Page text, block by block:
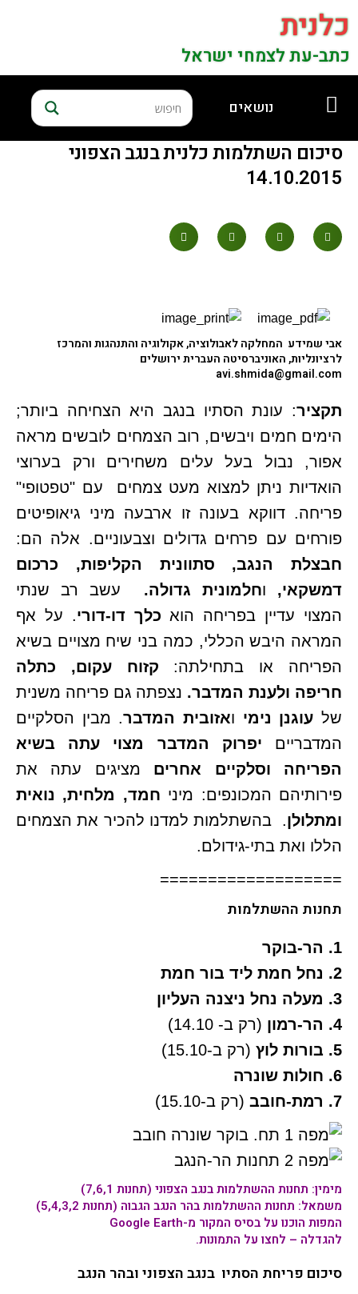
כלנית
כתב-עת לצמחי ישראל
נושאים
סיכום השתלמות כלנית בנגב הצפוני
14.10.2015
אבי שמידע המחלקה לאבולוציה, אקולוגיה והתנהגות והמרכז
לרציונליות, האוניברסיטה העברית ירושלים
avi.shmida@gmail.com
תקציר: עונת הסתיו בנגב היא הצחיחה ביותר;
הימים חמים ויבשים, רוב הצמחים לובשים מראה
אפור, נבול בעל עלים משחירים ורק בערוצי
הואדיות ניתן למצוא מעט צמחים עם "טפטופי"
פריחה. דווקא בעונה זו ארבעה מיני גיאופיטים
פורחים עם פרחים גדולים וצבעוניים. אלה הם:
חבצלת הנגב, סתוונית הקליפות, כרכום
דמשקאי, וחלמונית גדולה.
עשב רב שנתי
המצוי עדיין בפריחה הוא כלך דו-דורי. על אף
המראה היבש הכללי, כמה בני שיח מצויים בשיא
הפריחה או בתחילתה: קזוח עקום, כתלה
חריפה ולענת המדבר. נצפתה גם פריחה משנית
של עוגנן נימי ואזובית המדבר. מבין הסלקיים
המדבריים יפרוק המדבר מצוי עתה בשיא
הפריחה וסלקיים אחרים מציגים עתה את
פירותיהם המכונפים: מיני חמד, מלחית, נואית
ומתלולן. בהשתלמות למדנו להכיר את הצמחים
הללו ואת בתי-גידולם.
===================
תחנות ההשתלמות
1. הר-בוקר
2. נחל חמת ליד בור חמת
3. מעלה נחל ניצנה העליון
4. הר-רמון
(רק ב- 14.10)
5. בורות לוץ
(רק ב-15.10)
6. חולות שונרה
7. רמת-חובב
(רק ב-15.10)
מימין: תחנות ההשתלמות בנגב הצפוני (תחנות 7,6,1)
משמאל: תחנות ההשתלמות בהר הנגב הגבוה (תחנות 5,4,3,2)
המפות הוכנו על בסיס המקור מ-Google Earth
להגדלה – לחצו על התמונות.
סיכום פריחת הסתיו בנגב הצפוני ובהר הנגב